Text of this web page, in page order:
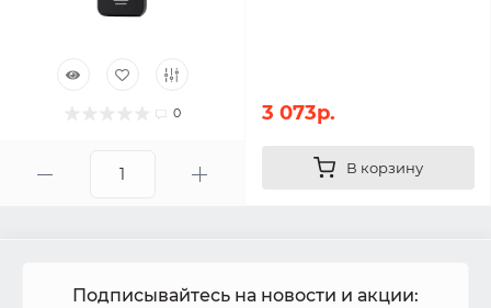
0 3 073р.
В корзину
Подписывайтесь на новости и акции: